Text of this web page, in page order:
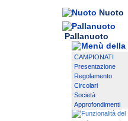
Nuoto
Pallanuoto
CAMPIONATI
Presentazione
Regolamento
Circolari
Società
Approfondimenti